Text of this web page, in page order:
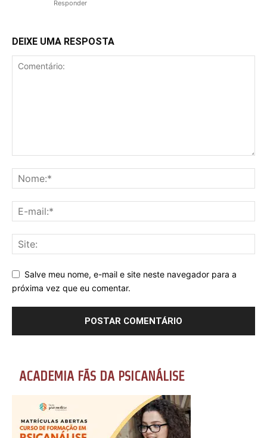
Responder
DEIXE UMA RESPOSTA
Salve meu nome, e-mail e site neste navegador para a
próxima vez que eu comentar.
ACADEMIA FÃS DA PSICANÁLISE